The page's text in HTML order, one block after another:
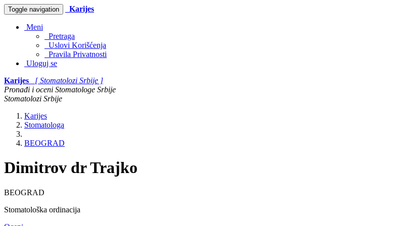
Toggle navigation Karijes
Meni
Pretraga
Uslovi Korišćenja
Pravila Privatnosti
Uloguj se
Karijes
[ Stomatolozi Srbije ]
Pronađi i oceni Stomatologe Srbije
Stomatolozi Srbije
Karijes
Stomatologa
BEOGRAD
Dimitrov dr Trajko
BEOGRAD
Stomatološka ordinacija